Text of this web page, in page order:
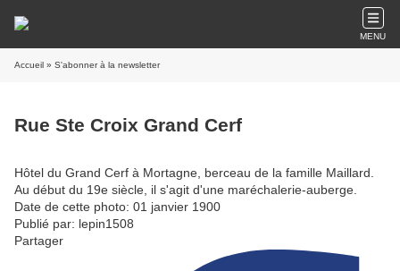
MENU
Accueil » S'abonner à la newsletter
Rue Ste Croix Grand Cerf
Hôtel du Grand Cerf à Mortagne, berceau de la famille Maillard.
Au début du 19e siècle, il s'agit d'une maréchalerie-auberge.
Date de cette photo: 01 janvier 1900
Publié par: lepin1508
Partager